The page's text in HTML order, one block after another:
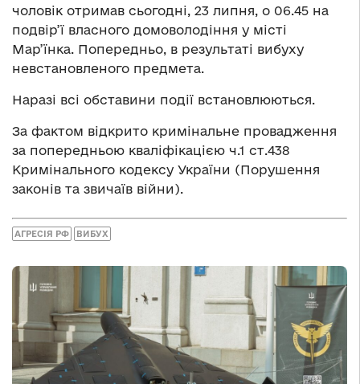
чоловік отримав сьогодні, 23 липня, о 06.45 на
подвір’ї власного домоволодіння у місті
Мар’їнка. Попередньо, в результаті вибуху
невстановленого предмета.
Наразі всі обставини події встановлюються.
За фактом відкрито кримінальне провадження
за попередньою кваліфікацією ч.1 ст.438
Кримінального кодексу України (Порушення
законів та звичаїв війни).
АГРЕСІЯ РФ ВИБУХ